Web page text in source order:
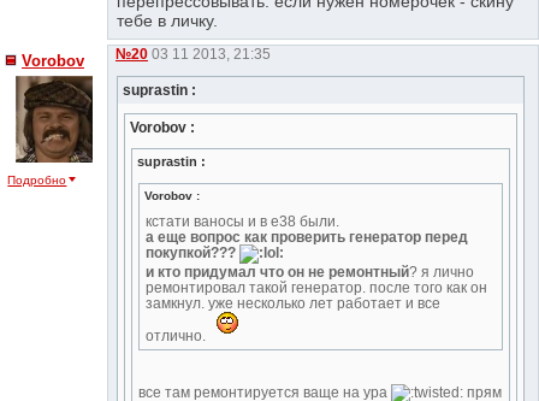
тебе в личку.
Vorobov
Подробно
№20 03 11 2013, 21:35
suprastin :
Vorobov :
suprastin :
Vorobov :
кстати ваносы и в е38 были.
а еще вопрос как проверить генератор перед
покупкой???
и кто придумал что он не ремонтный? я лично
ремонтировал такой генератор. после того как он
замкнул. уже несколько лет работает и все
отлично.
все там ремонтируется ваще на ура прям